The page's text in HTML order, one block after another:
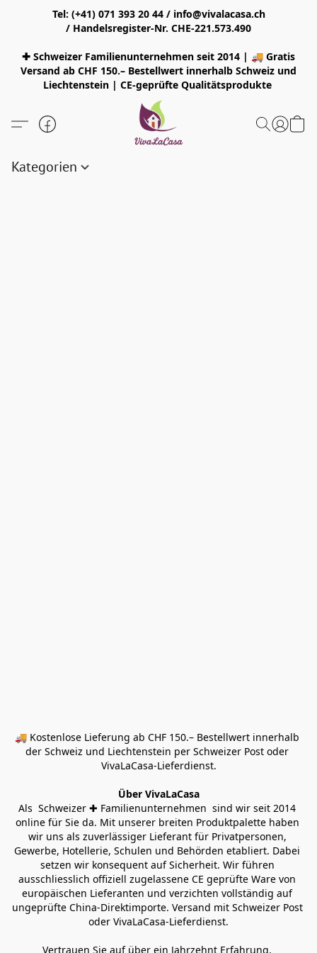
Tel: (+41) 071 393 20 44 / info@vivalacasa.ch
/ Handelsregister-Nr. CHE-221.573.490
✚ Schweizer Familienunternehmen seit 2014 | 🚚 Gratis
Versand ab CHF 150.– Bestellwert innerhalb Schweiz und
Liechtenstein | CE-geprüfte Qualitätsprodukte
Kategorien
🚚 Kostenlose Lieferung ab CHF 150.– Bestellwert innerhalb
der Schweiz und Liechtenstein per Schweizer Post oder
VivaLaCasa-Lieferdienst.
Über VivaLaCasa
Als  Schweizer ✚ Familienunternehmen  sind wir seit 2014
online für Sie da. Mit unserer breiten Produktpalette haben
wir uns als zuverlässiger Lieferant für Privatpersonen,
Gewerbe, Hotellerie, Schulen und Behörden etabliert. Dabei
setzen wir konsequent auf Sicherheit. Wir führen
ausschliesslich offiziell zugelassene CE geprüfte Ware von
europäischen Lieferanten und verzichten vollständig auf
ungeprüfte China-Direktimporte. Versand mit Schweizer Post
oder VivaLaCasa-Lieferdienst.
Vertrauen Sie auf über ein Jahrzehnt Erfahrung,